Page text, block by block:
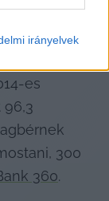
irányelvek
felvehetik
ám
es
300
360.